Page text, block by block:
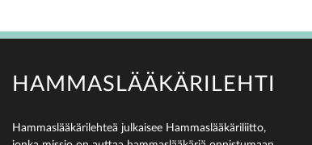
HAMMASLÄÄKÄRILEHTI
Hammaslääkärilehteä julkaisee Hammaslääkäriliitto,